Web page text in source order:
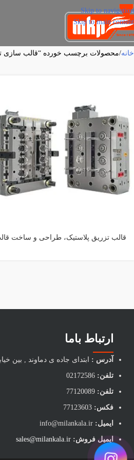
Skip to navigation
Skip to main content
خانه محصولات برچسب خورده “قالب سازی
قالب تزریق پلاستیک، طراحی و ساخت
ارتباط باما
آدرس : ابتدای جاده ی دماوند , بین
تلفن:02172586
تلفن: 77120089
فکس: 77123603
ایمیل: info@milankala.ir
ایمیل فروش:sales@milankala.ir